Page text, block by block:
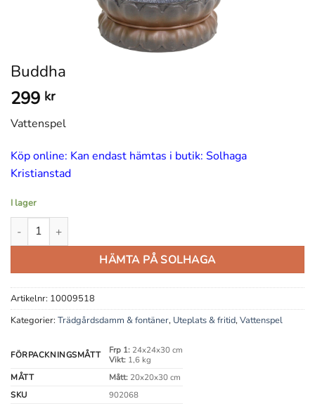
Buddha
299 kr
Vattenspel
Köp online: Kan endast hämtas i butik: Solhaga
Kristianstad
I lager
Buddha mängd
HÄMTA PÅ SOLHAGA
Artikelnr: 10009518
Kategorier: Trädgårdsdamm & fontäner, Uteplats & fritid,Vattenspel
FÖRPACKNINGSMÅTT Frp 1:24x24x30 cm
Vikt:1,6 kg
MÅTT
Mått:20x20x30 cm
SKU
902068